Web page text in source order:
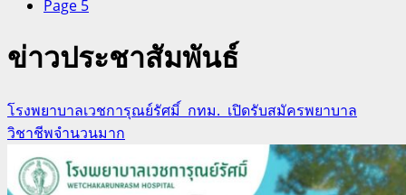
Page 5
ข่าวประชาสัมพันธ์
โรงพยาบาลเวชการุณย์รัศมิ์ กทม. เปิดรับสมัครพยาบาล
วิชาชีพจำนวนมาก